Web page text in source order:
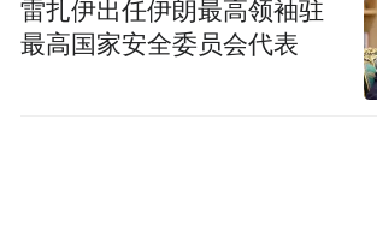
雷扎伊出任伊朗最高领袖驻
最高国家安全委员会代表